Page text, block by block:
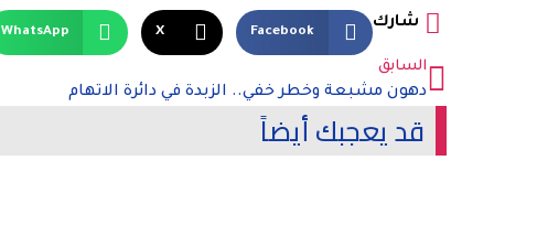
شارك
Facebook
X
WhatsApp
السابق
دهون مشبعة وخطر خفي.. الزبدة في دائرة الاتهام
قد يعجبك أيضاً